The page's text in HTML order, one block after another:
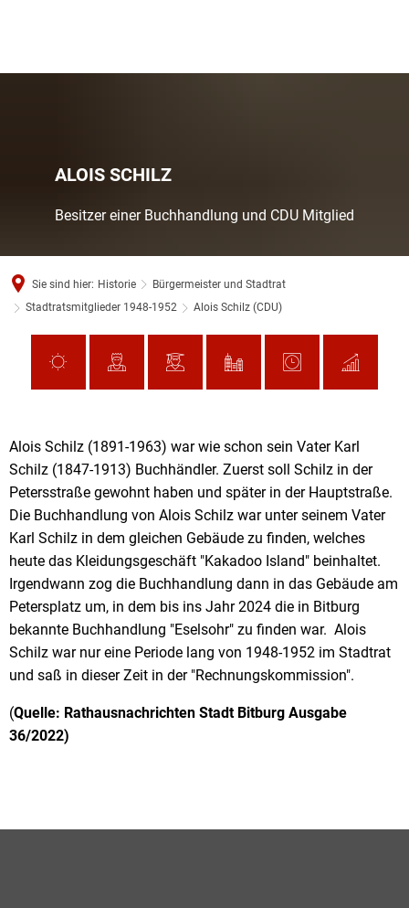
ALOIS SCHILZ
Besitzer einer Buchhandlung und CDU Mitglied
Sie sind hier: Historie
Bürgermeister und Stadtrat
Stadtratsmitglieder 1948-1952
Alois Schilz (CDU)
Alois
Schilz
(CDU)
Alois Schilz (1891-1963) war wie schon sein Vater Karl
Schilz (1847-1913) Buchhändler. Zuerst soll Schilz in der
Petersstraße gewohnt haben und später in der Hauptstraße.
Die Buchhandlung von Alois Schilz war unter seinem Vater
Karl Schilz in dem gleichen Gebäude zu finden, welches
heute das Kleidungsgeschäft "Kakadoo Island" beinhaltet.
Irgendwann zog die Buchhandlung dann in das Gebäude am
Petersplatz um, in dem bis ins Jahr 2024 die in Bitburg
bekannte Buchhandlung "Eselsohr" zu finden war. Alois
Schilz war nur eine Periode lang von 1948-1952 im Stadtrat
und saß in dieser Zeit in der "Rechnungskommission".
(Quelle: Rathausnachrichten Stadt Bitburg Ausgabe
36/2022)